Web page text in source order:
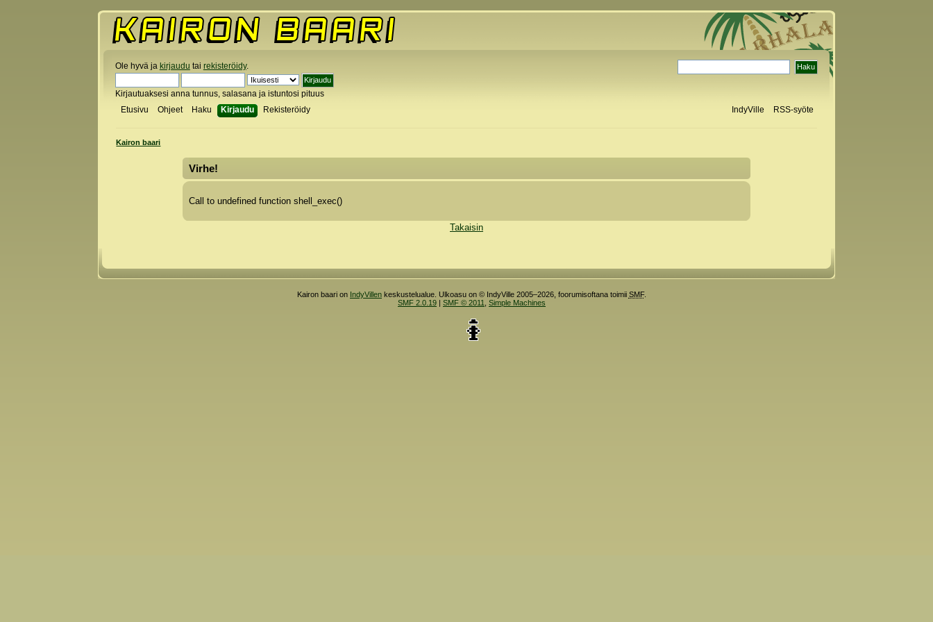
Ole hyvä ja kirjaudu tai rekisteröidy.
Kirjautuaksesi anna tunnus, salasana ja istuntosi pituus
Etusivu
Ohjeet Haku Kirjaudu Rekisteröidy IndyVille RSS-syöte
Kairon baari
Virhe!
Call to undefined function shell_exec()
Takaisin
Kairon baari on IndyVillenkeskustelualue. Ulkoasu on © IndyVille 2005–2026, foorumisoftana toimii SMF.
SMF 2.0.19| SMF © 2011 Simple Machines